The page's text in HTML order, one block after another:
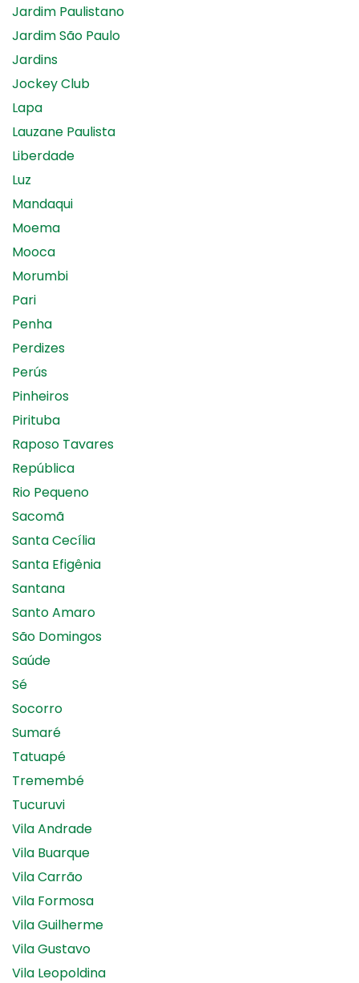
Jardim Paulistano
Jardim São Paulo
Jardins
Jockey Club
Lapa
Lauzane Paulista
Liberdade
Luz
Mandaqui
Moema
Mooca
Morumbi
Pari
Penha
Perdizes
Perús
Pinheiros
Pirituba
Raposo Tavares
República
Rio Pequeno
Sacomã
Santa Cecília
Santa Efigênia
Santana
Santo Amaro
São Domingos
Saúde
Sé
Socorro
Sumaré
Tatuapé
Tremembé
Tucuruvi
Vila Andrade
Vila Buarque
Vila Carrão
Vila Formosa
Vila Guilherme
Vila Gustavo
Vila Leopoldina